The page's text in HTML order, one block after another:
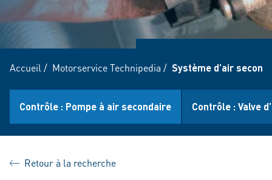
Accueil / Motorservice Technipedia / Système d’air
Contrôle : Pompe à air secondaire Contrôle : Valve
Retour à la recherche